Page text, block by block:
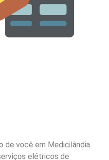
de você em Medicilândia
elétricos de